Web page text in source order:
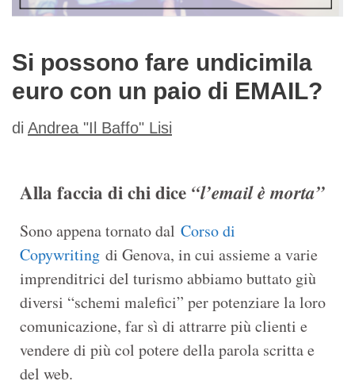
Si possono fare undicimila
euro con un paio di EMAIL?
di Andrea "Il Baffo" Lisi
Alla faccia di chi dice “l’email è morta”
Sono appena tornato dal Corso di
Copywriting di Genova, in cui assieme a varie
imprenditrici del turismo abbiamo buttato giù
diversi “schemi malefici” per potenziare la loro
comunicazione, far sì di attrarre più clienti e
vendere di più col potere della parola scritta e
del web.